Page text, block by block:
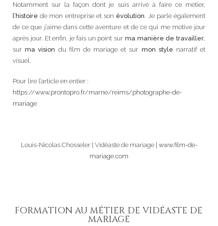
Notamment sur la façon dont je suis arrivé à faire ce métier,
l’histoire de mon entreprise et son évolution . Je parle également
de ce que j’aime dans cette aventure et de ce qui me motive jour
après jour. Et enfin, je fais un point sur ma manière de travailler,
surma vision du film de mariage et sur mon style narratif et
visuel.
Pour lire l’article en entier :
https://www.prontopro.fr/marne/reims/photographe-de-
mariage
Louis-Nicolas Chosseler | Vidéaste de mariage | www.film-de-
mariage.com
FORMATION AU MÉTIER DE VIDÉASTE DE
MARIAGE